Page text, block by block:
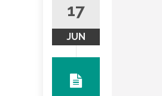
17
JUN